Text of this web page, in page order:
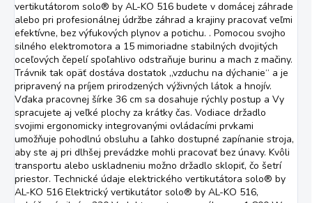
vertikutátorom solo® by AL-KO 516 budete v domácej záhrade
alebo pri profesionálnej údržbe záhrad a krajiny pracovať veľmi
efektívne, bez výfukových plynov a potichu. . Pomocou svojho
silného elektromotora a 15 mimoriadne stabilných dvojitých
oceľových čepelí spoľahlivo odstraňuje burinu a mach z mačiny.
Trávnik tak opäť dostáva dostatok „vzduchu na dýchanie“ a je
pripravený na príjem prirodzených výživných látok a hnojív.
Vďaka pracovnej šírke 36 cm sa dosahuje rýchly postup a Vy
spracujete aj veľké plochy za krátky čas. Vodiace držadlo
svojimi ergonomicky integrovanými ovládacími prvkami
umožňuje pohodlnú obsluhu a ľahko dostupné zapínanie stroja,
aby ste aj pri dlhšej prevádzke mohli pracovať bez únavy. Kvôli
transportu alebo uskladneniu možno držadlo sklopiť, čo šetrí
priestor. Technické údaje elektrického vertikutátora solo® by
AL-KO 516 Elektrický vertikutátor solo® by AL-KO 516,